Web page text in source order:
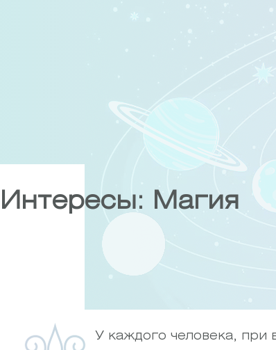
Интересы: Магия
У каждого человека, при